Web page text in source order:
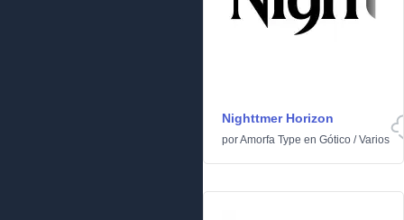
Nighttmer Horizon
porAmorfa Type en Gótico /Varios